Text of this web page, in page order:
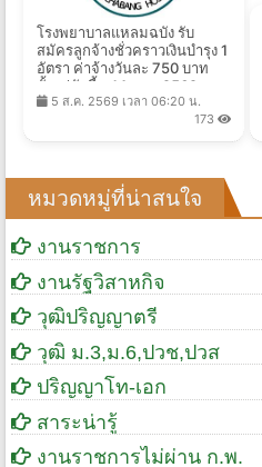
โรงพยาบาลแหลมฉบัง รับ
สมัครลูกจ้างชั่วคราวเงินบำรุง 1
อัตรา ค่าจ้างวันละ 750 บาท
ตั้งแต่บัดนี้ - 14 ส.ค. 2569
5 ส.ค. 2569 เวลา 06:20 น.
173
หมวดหมู่ที่น่าสนใจ
งานราชการ
งานรัฐวิสาหกิจ
วุฒิปริญญาตรี
วุฒิ ม.3,ม.6,ปวช,ปวส
ปริญญาโท-เอก
สาระน่ารู้
งานราชการไม่ผ่าน ก.พ.